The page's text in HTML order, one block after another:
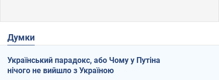
Думки
Український парадокс, або Чому у Путіна
нічого не вийшло з Україною